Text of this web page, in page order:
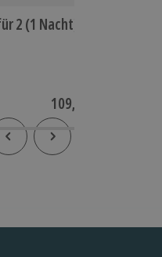
2 (1 Nacht)
109,90 €